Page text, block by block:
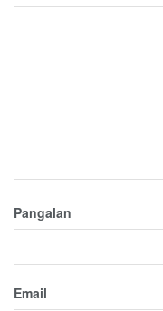
Pangalan
Email